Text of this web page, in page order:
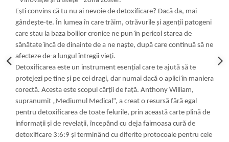
Eşti convins că tu nu ai nevoie de detoxificare? Dacă da, mai
gândeşte-te. În lumea în care trăim, otrăvurile şi agenţii patogeni
care stau la baza bolilor cronice ne pun în pericol starea de
sănătate încă de dinainte de a ne naşte, după care continuă să ne
afecteze de-a lungul întregii vieţi.
Detoxificarea este un instrument esenţial care te ajută să te
protejezi pe tine şi pe cei dragi, dar numai dacă o aplici în maniera
corectă. Acesta este scopul cărţii de faţă. Anthony William,
supranumit „Mediumul Medical”, a creat o resursă fără egal
pentru detoxificarea de toate felurile, prin această carte plină de
informaţii şi de revelaţii, începând cu deja faimoasa cură de
detoxificare 3:6:9 şi terminând cu diferite protocoale pentru cele